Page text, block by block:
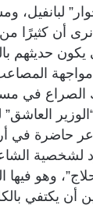
لبانفيل،
نرى أن
حديثهم
المصاعب
الصراع في
حاضرة في
لشخصية
وهو
أن يكتفي